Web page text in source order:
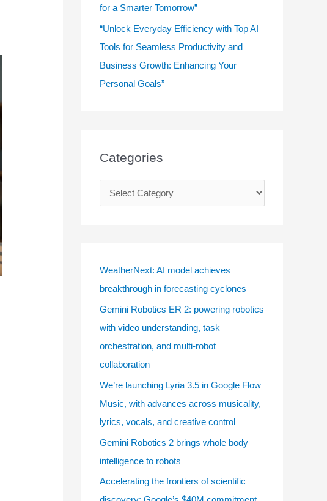
for a Smarter Tomorrow”
“Unlock Everyday Efficiency with Top AI
Tools for Seamless Productivity and
Business Growth: Enhancing Your
Personal Goals”
Categories
a
WeatherNext: AI model achieves
breakthrough in forecasting cyclones
Gemini Robotics ER 2: powering robotics
with video understanding, task
orchestration, and multi-robot
collaboration
We’re launching Lyria 3.5 in Google Flow
Music, with advances across musicality,
lyrics, vocals, and creative control
Gemini Robotics 2 brings whole body
intelligence to robots
Accelerating the frontiers of scientific